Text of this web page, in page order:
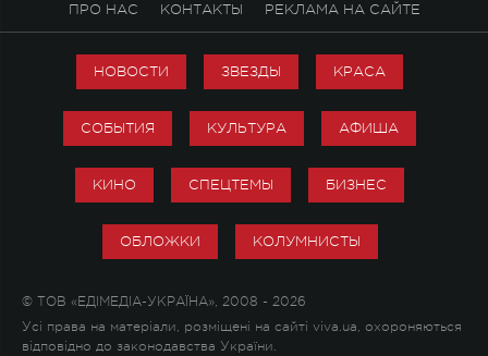
ПРО НАС КОНТАКТЫ РЕКЛАМА НА САЙТЕ
НОВОСТИ ЗВЕЗДЫ КРАСА
СОБЫТИЯ КУЛЬТУРА АФИША
КИНО СПЕЦТЕМЫ БИЗНЕС
ОБЛОЖКИ КОЛУМНИСТЫ
© ТОВ «ЕДІМЕДІА-УКРАЇНА», 2008 - 2026
Усі права на матеріали, розміщені на сайті viva.ua, охороняються
відповідно до законодавства України.